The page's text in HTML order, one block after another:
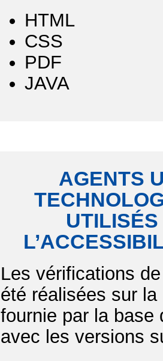
HTML
CSS
PDF
JAVA
AGENTS
Les vérifications
été réalisées sur
fournie par la base
avec les versions